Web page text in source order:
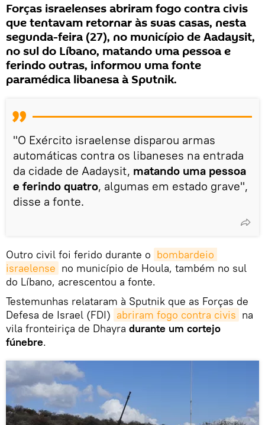
Forças israelenses abriram fogo contra civis
que tentavam retornar às suas casas, nesta
segunda-feira (27), no município de Aadaysit,
no sul do Líbano, matando uma pessoa e
ferindo outras, informou uma fonte
paramédica libanesa à Sputnik.
"O Exército israelense disparou armas
automáticas contra os libaneses na entrada
da cidade de Aadaysit, matando uma pessoa
e ferindo quatro, algumas em estado grave",
disse a fonte.
Outro civil foi ferido durante o bombardeio
israelense no município de Houla, também no sul
do Líbano, acrescentou a fonte.
Testemunhas relataram à Sputnik que as Forças de
Defesa de Israel (FDI) abriram fogo contra civis na
vila fronteiriça de Dhayra durante um cortejo
fúnebre.